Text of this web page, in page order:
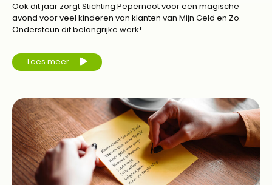
Ook dit jaar zorgt Stichting Pepernoot voor een magische
avond voor veel kinderen van klanten van Mijn Geld en Zo.
Ondersteun dit belangrijke werk!
Lees meer